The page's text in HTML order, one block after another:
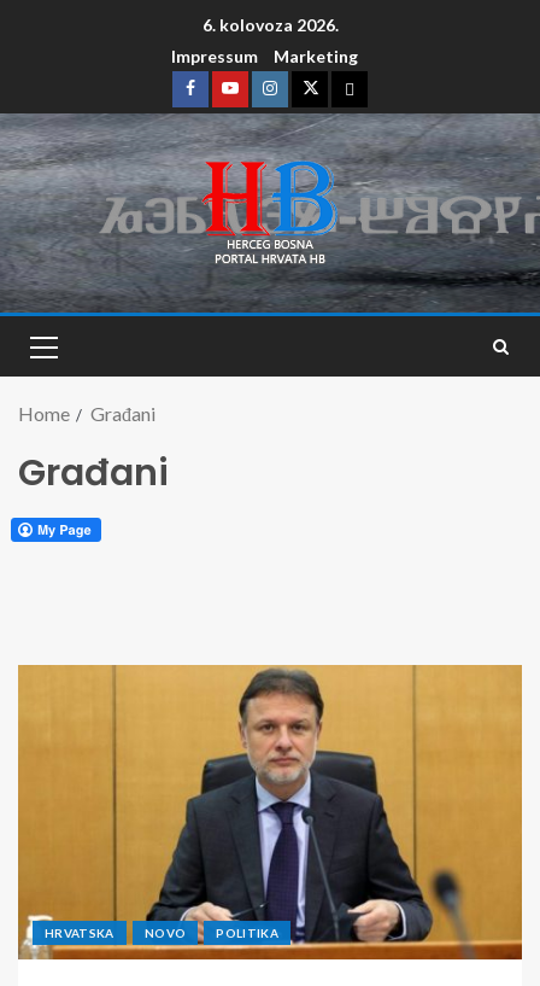
6. kolovoza 2026.
Impressum
Marketing
Home Građani
Građani
HRVATSKA NOVO POLITIKA